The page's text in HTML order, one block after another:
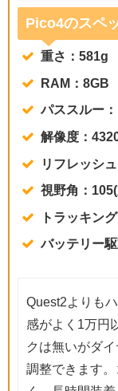
Pico4のスペ
重さ：581g
RAM：8GB
パススルー
解像度：
リフレッシ
視野角：
トラッキン
バッテリー
Quest2よりも
感がよく1万円
クは無いがダ
調整できます